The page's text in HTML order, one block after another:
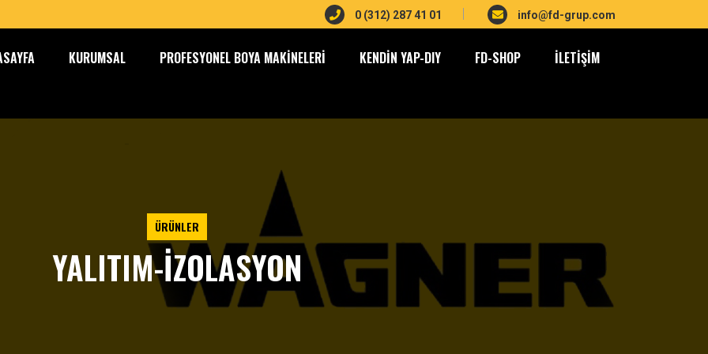
0 (312) 287 41 01 info@fd-grup.com
KURUMSAL PROFESYONEL BOYA MAKINELERI KENDIN YAP-DIY FD-SHOP İLETIŞIM
ÜRÜNLER
YALITIM-İZOLASYON